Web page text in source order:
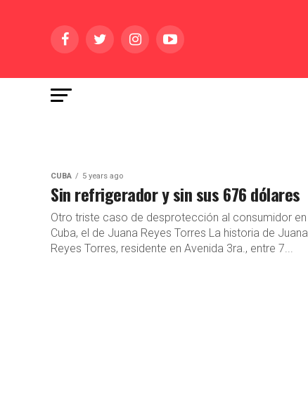
CUBA 5 years ago
Sin refrigerador y sin sus 676 dólares
Otro triste caso de desprotección al consumidor en
Cuba, el de Juana Reyes Torres La historia de Juana
Reyes Torres, residente en Avenida 3ra., entre 7...